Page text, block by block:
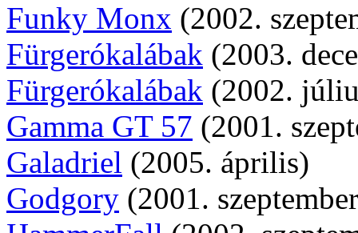
Funky Monx (2002.
Fürgerókalábak (2003.
Fürgerókalábak (2002.
Gamma GT 57 (2001.
Galadriel (2005. április)
Godgory (2001.